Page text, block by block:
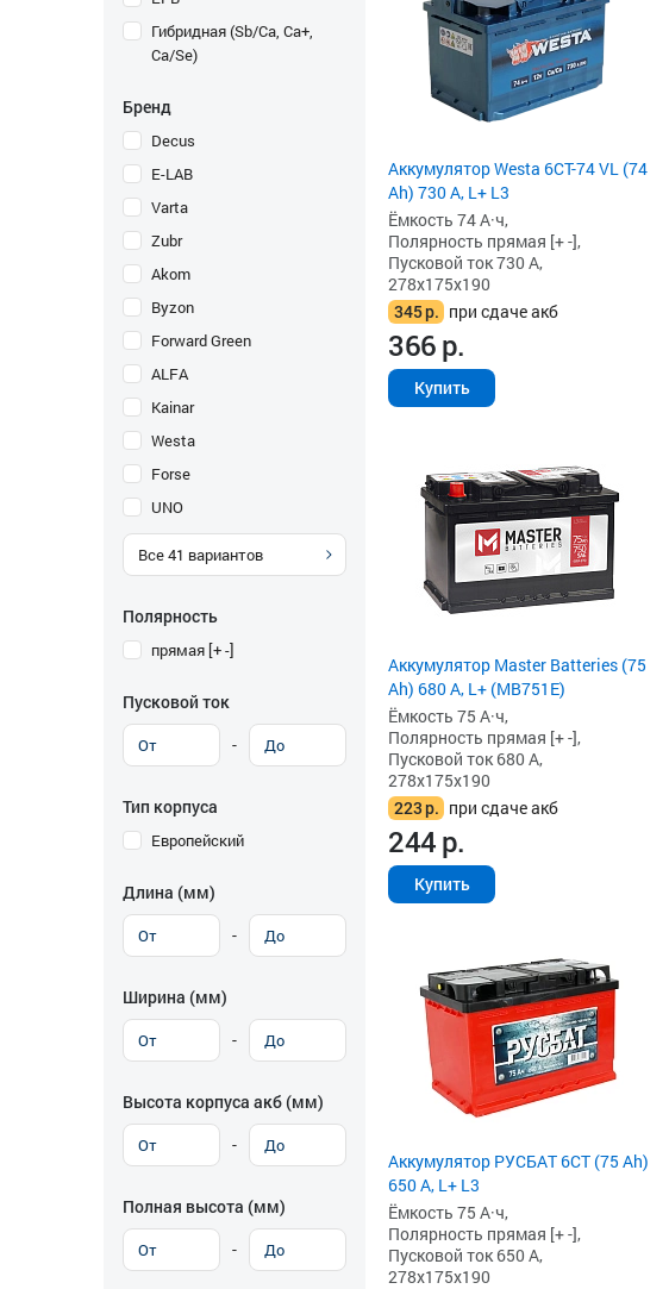
Гибридная (Sb/Ca, Ca+,
Ca/Se)
Бренд
Decus
E-LAB
Varta
Zubr
Akom
Byzon
Forward Green
ALFA
Kainar
Westa
Forse
UNO
Все41 вариантов
Полярность
прямая [+ -]
Пусковой ток
-
Тип корпуса
Европейский
Длина (мм)
-
Ширина (мм)
-
Высота корпуса акб (мм)
-
Полная высота (мм)
-
Аккумулятор Westa 6СТ-74 VL (74
Ah) 730 А, L+ L3
Ёмкость 74 А·ч,
Полярность прямая [+ -],
Пусковой ток 730 А,
278x175x190
345р. при сдаче акб
366р.
Купить
Аккумулятор Master Batteries (75
Ah) 680 А, L+ (MB751E)
Ёмкость 75 А·ч,
Полярность прямая [+ -],
Пусковой ток 680 А,
278x175x190
223р. при сдаче акб
244р.
Купить
Аккумулятор РУСБАТ 6СТ (75 Ah)
650 А, L+ L3
Ёмкость 75 А·ч,
Полярность прямая [+ -],
Пусковой ток 650 А,
278x175x190